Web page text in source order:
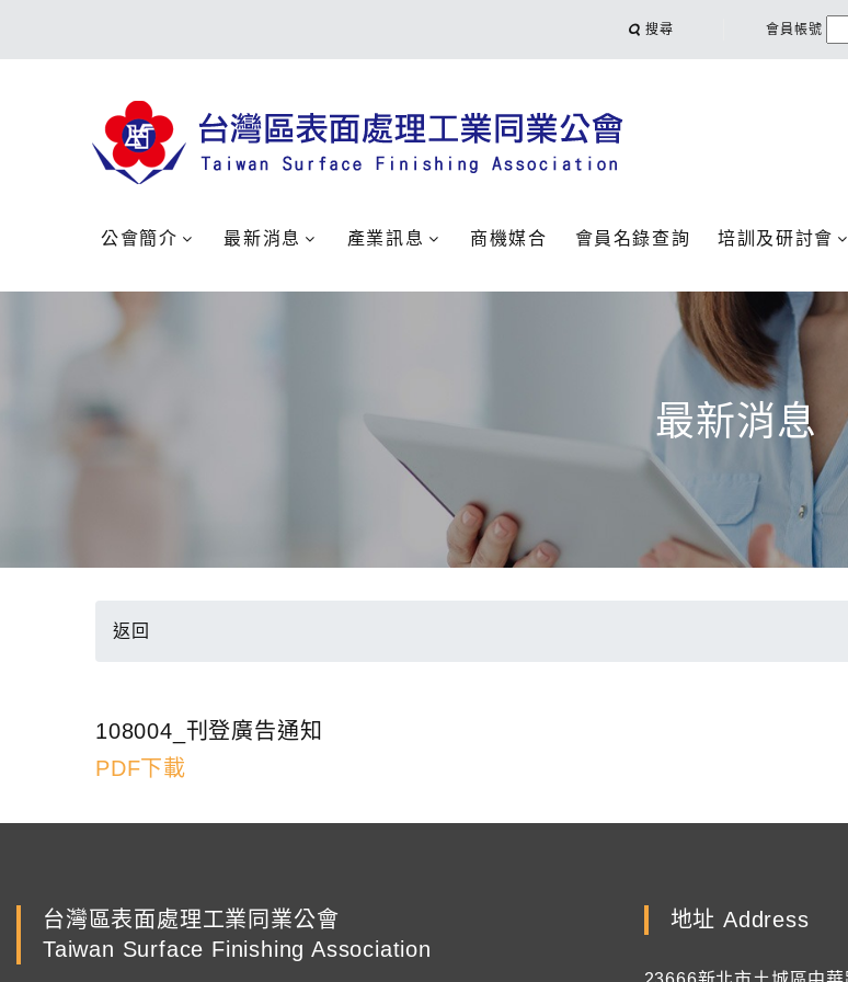
搜尋 會員帳號
公會簡介 最新消息 產業訊息 商機媒合 會員名錄查詢 培訓及研討會
最新消息
返回
108004_刊登廣告通知
PDF下載
台灣區表面處理工業同業公會
Taiwan Surface Finishing Association
地址 Address